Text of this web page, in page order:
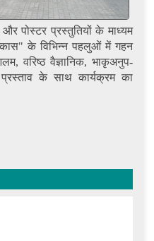
और पोस्टर प्रस्तुतियों के माध्यम
के विभिन्न पहलुओं में गहन
वरिष्ठ वैज्ञानिक, भाकृअनुप-
प्रस्ताव के साथ कार्यक्रम का